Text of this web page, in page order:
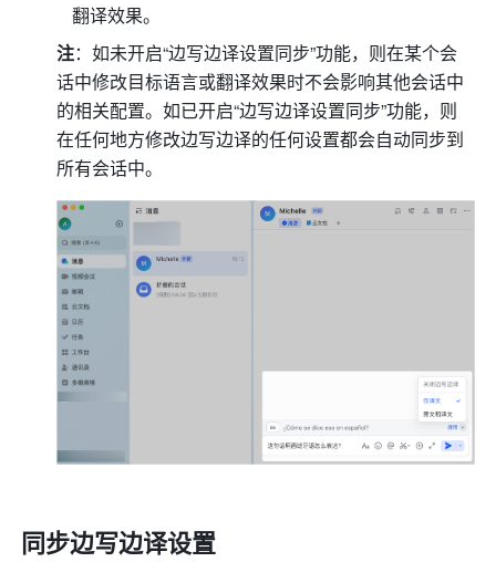
翻译效果。
注：如未开启“边写边译设置同步”功能，则在某个会
话中修改目标语言或翻译效果时不会影响其他会话中
的相关配置。如已开启“边写边译设置同步”功能，则
在任何地方修改边写边译的任何设置都会自动同步到
所有会话中。
同步边写边译设置